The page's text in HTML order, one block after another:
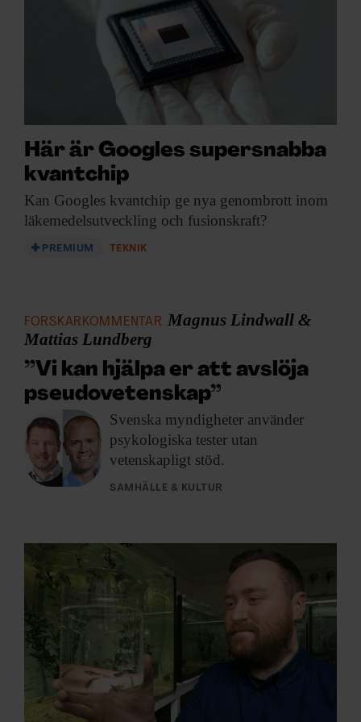
Här är Googles supersnabba
kvantchip
Kan Googles kvantchip ge nya genombrott inom
läkemedelsutveckling och fusionskraft?
PREMIUM TEKNIK
FORSKARKOMMENTAR Magnus Lindwall &
Mattias Lundberg
”Vi kan hjälpa er att avslöja
pseudovetenskap”
Svenska myndigheter använder
psykologiska tester utan
vetenskapligt stöd.
SAMHÄLLE & KULTUR